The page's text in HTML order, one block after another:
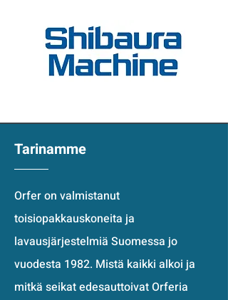
Tarinamme
Orfer on valmistanut
toisiopakkauskoneita ja
lavausjärjestelmiä Suomessa jo
vuodesta 1982. Mistä kaikki alkoi ja
mitkä seikat edesauttoivat Orferia